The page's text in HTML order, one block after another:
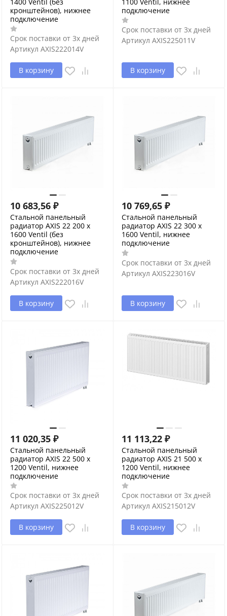
кронштейнов), нижнее
подключение
Срок поставки от 3х дней
Артикул AXIS222014V
В корзину
подключение
Срок поставки от 3х дней
Артикул AXIS225011V
В корзину
10 683,56 ₽
Стальной панельный
радиатор AXIS 22 200 x
1600 Ventil (без
кронштейнов), нижнее
подключение
Срок поставки от 3х дней
Артикул AXIS222016V
В корзину
10 769,65 ₽
Стальной панельный
радиатор AXIS 22 300 x
1600 Ventil, нижнее
подключение
Срок поставки от 3х дней
Артикул AXIS223016V
В корзину
11 020,35 ₽
Стальной панельный
радиатор AXIS 22 500 x
1200 Ventil, нижнее
подключение
Срок поставки от 3х дней
Артикул AXIS225012V
В корзину
11 113,22 ₽
Стальной панельный
радиатор AXIS 21 500 x
1200 Ventil, нижнее
подключение
Срок поставки от 3х дней
Артикул AXIS215012V
В корзину